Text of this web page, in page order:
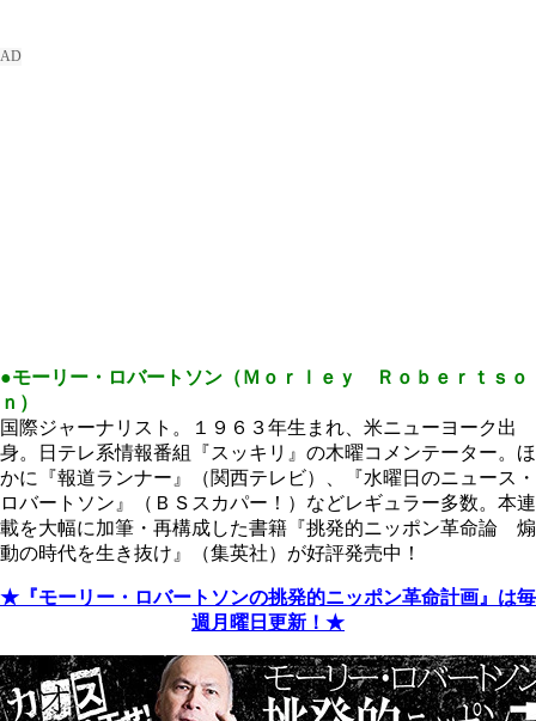
●モーリー・ロバートソン（Ｍｏｒｌｅｙ Ｒｏｂｅｒｔｓｏ
ｎ）
国際ジャーナリスト。１９６３年生まれ、米ニューヨーク出
身。日テレ系情報番組『スッキリ』の木曜コメンテーター。ほ
かに『報道ランナー』（関西テレビ）、『水曜日のニュース・
ロバートソン』（ＢＳスカパー！）などレギュラー多数。本連
載を大幅に加筆・再構成した書籍『挑発的ニッポン革命論 煽
動の時代を生き抜け』（集英社）が好評発売中！
★『モーリー・ロバートソンの挑発的ニッポン革命計画』は毎
週月曜日更新！★